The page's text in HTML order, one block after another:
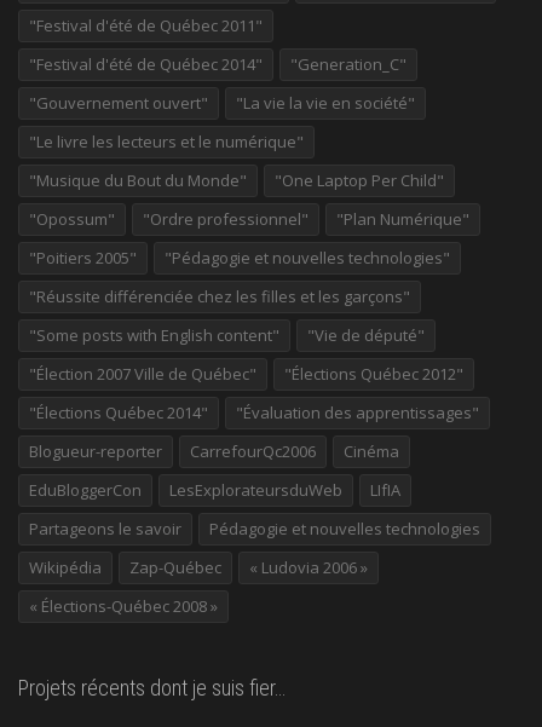
"Festival d'été de Québec 2011"
"Festival d'été de Québec 2014"
"Generation_C"
"Gouvernement ouvert"
"La vie la vie en société"
"Le livre les lecteurs et le numérique"
"Musique du Bout du Monde"
"One Laptop Per Child"
"Opossum"
"Ordre professionnel"
"Plan Numérique"
"Poitiers 2005"
"Pédagogie et nouvelles technologies"
"Réussite différenciée chez les filles et les garçons"
"Some posts with English content"
"Vie de député"
"Élection 2007 Ville de Québec"
"Élections Québec 2012"
"Élections Québec 2014"
"Évaluation des apprentissages"
Blogueur-reporter
CarrefourQc2006
Cinéma
EduBloggerCon
LesExplorateursduWeb
LIfIA
Partageons le savoir
Pédagogie et nouvelles technologies
Wikipédia
Zap-Québec
« Ludovia 2006 »
« Élections-Québec 2008 »
Projets récents dont je suis fier…